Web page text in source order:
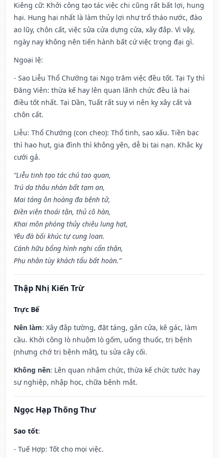
Kiêng cữ: Khởi công tạo tác việc chi cũng rất bất lợi, hung
hại. Hung hại nhất là làm thủy lợi như trổ tháo nước, đào
ao lũy, chôn cất, việc sửa cửa dựng cửa, xây đắp. Vì vậy,
ngày nay không nên tiến hành bất cứ việc trọng đại gì.
Ngoại lệ:
- Sao Liễu Thổ Chướng tại Ngọ trăm việc đều tốt. Tại Tỵ thì
Đăng Viên: thừa kế hay lên quan lãnh chức đều là hai
điều tốt nhất. Tại Dần, Tuất rất suy vi nên kỵ xây cất và
chôn cất.
Liễu: Thổ Chướng (con cheo): Thổ tinh, sao xấu. Tiền bạc
thì hao hụt, gia đình thì không yên, dễ bị tai nạn. Khắc kỵ
cưới gả.
“Liễu tinh tạo tác chủ tao quan,
Trú dạ thâu nhàn bất tạm an,
Mai táng ôn hoàng đa bệnh tử,
Điền viên thoái tận, thủ cô hàn,
Khai môn phóng thủy chiêu lung hạt,
Yêu đà bối khúc tự cung loan.
Cánh hữu bổng hình nghi cẩn thận,
Phụ nhân tùy khách tẩu bất hoàn.”
Thập Nhị Kiến Trừ
Trực Bế
Nên làm: Xây đắp tường, đặt táng, gắn cửa, kê gác, làm
cầu. Khởi công lò nhuộm lò gốm, uống thuốc, trị bệnh
(nhưng chớ trị bệnh mắt), tu sửa cây cối.
Không nên: Lên quan nhậm chức, thừa kế chức tước hay
sự nghiệp, nhập học, chữa bệnh mắt.
Ngọc Hạp Thông Thư
Sao tốt:
- Tuế Hợp: Tốt cho mọi việc.